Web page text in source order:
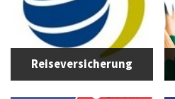
Reiseversicherung